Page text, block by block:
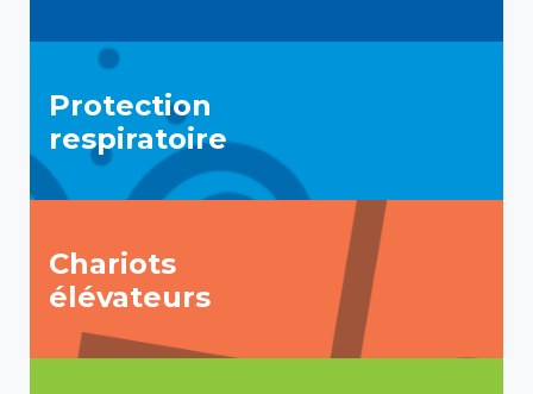
Protection
respiratoire
Chariots
élévateurs